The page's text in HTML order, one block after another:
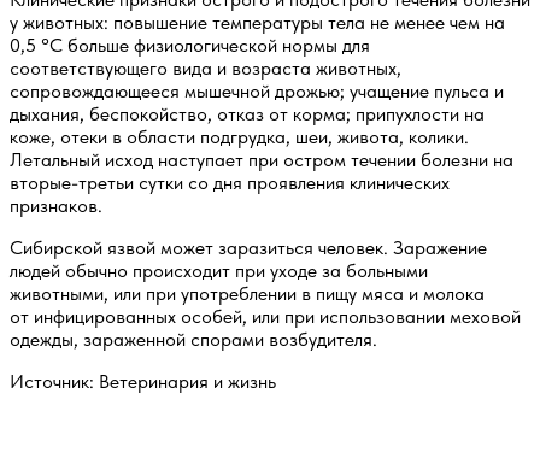
у животных: повышение температуры тела не менее чем на
0,5 °C больше физиологической нормы для
соответствующего вида и возраста животных,
сопровождающееся мышечной дрожью; учащение пульса и
дыхания, беспокойство, отказ от корма; припухлости на
коже, отеки в области подгрудка, шеи, живота, колики.
Летальный исход наступает при остром течении болезни на
вторые-третьи сутки со дня проявления клинических
признаков.
Сибирской язвой может заразиться человек. Заражение
людей обычно происходит при уходе за больными
животными, или при употреблении в пищу мяса и молока
от инфицированных особей, или при использовании меховой
одежды, зараженной спорами возбудителя.
Источник: Ветеринария и жизнь